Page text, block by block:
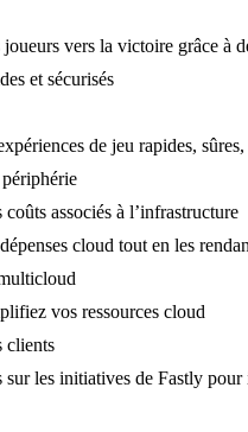
vers la victoire grâce à
et sécurisés
de jeu rapides,
associés à l’infrastructure
cloud tout en les
vos ressources cloud
clients
sur les initiatives de Fastly pour